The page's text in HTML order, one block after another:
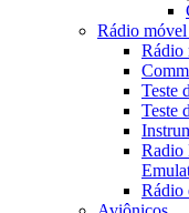
Rádio
Rádio
Teste
Teste
Radio
Rádio